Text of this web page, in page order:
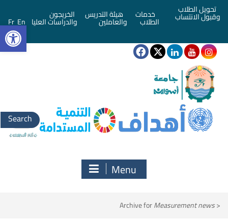
تحويل الطلاب
وقبول الانتساب خدمات
الطلاب
هيئة التدريس
والعاملين
الخريجون
والدراسات العليا En
Fr
Search
for:
Menu
<
Archive forMeasurement news